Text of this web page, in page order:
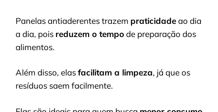
Panelas antiaderentes trazem praticidadeao dia
a dia, pois reduzem o tempode preparação dos
alimentos.
Além disso, elasfacilitam a limpeza, já que os
resíduos saem facilmente.